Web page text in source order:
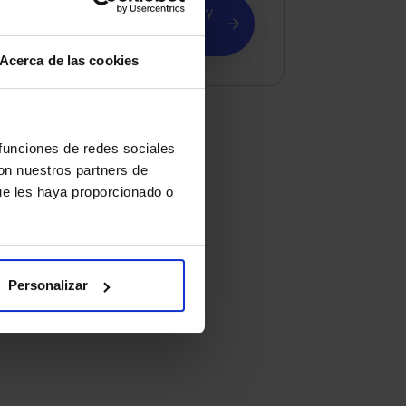
Acerca de las cookies
de redes sociales
nuestros partners de
les haya proporcionado o
Personalizar
Solicitar asesoramiento y
presupuesto